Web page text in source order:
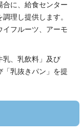
合に、給食センター
理し提供します。
イフルーツ、アーモ
乳、乳飲料」及び
「乳抜きパン」を提